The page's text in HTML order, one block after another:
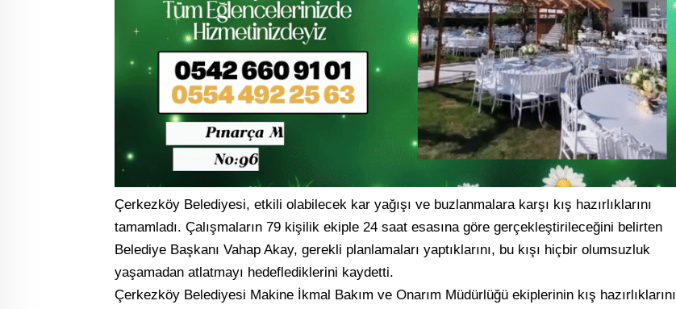
Çerkezköy Belediyesi, etkili olabilecek kar yağışı ve buzlanmalara karşı kış hazırlıklarını
tamamladı. Çalışmaların 79 kişilik ekiple 24 saat esasına göre gerçekleştirileceğini belirten
Belediye Başkanı Vahap Akay, gerekli planlamaları yaptıklarını, bu kışı hiçbir olumsuzluk
yaşamadan atlatmayı hedeflediklerini kaydetti.
Çerkezköy Belediyesi Makine İkmal Bakım ve Onarım Müdürlüğü ekiplerinin kış hazırlıklarını